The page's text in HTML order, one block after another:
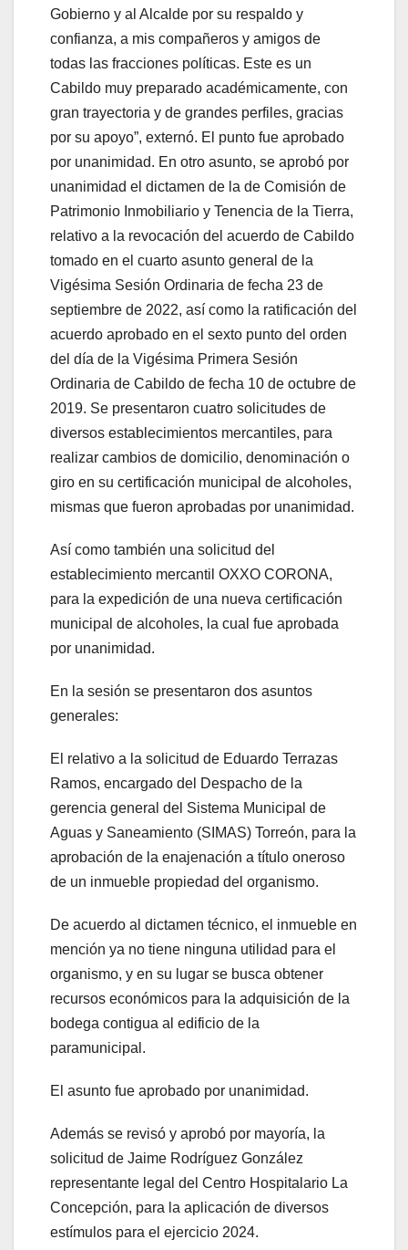
Gobierno y al Alcalde por su respaldo y
confianza, a mis compañeros y amigos de
todas las fracciones políticas. Este es un
Cabildo muy preparado académicamente, con
gran trayectoria y de grandes perfiles, gracias
por su apoyo”, externó. El punto fue aprobado
por unanimidad. En otro asunto, se aprobó por
unanimidad el dictamen de la de Comisión de
Patrimonio Inmobiliario y Tenencia de la Tierra,
relativo a la revocación del acuerdo de Cabildo
tomado en el cuarto asunto general de la
Vigésima Sesión Ordinaria de fecha 23 de
septiembre de 2022, así como la ratificación del
acuerdo aprobado en el sexto punto del orden
del día de la Vigésima Primera Sesión
Ordinaria de Cabildo de fecha 10 de octubre de
2019. Se presentaron cuatro solicitudes de
diversos establecimientos mercantiles, para
realizar cambios de domicilio, denominación o
giro en su certificación municipal de alcoholes,
mismas que fueron aprobadas por unanimidad.
Así como también una solicitud del
establecimiento mercantil OXXO CORONA,
para la expedición de una nueva certificación
municipal de alcoholes, la cual fue aprobada
por unanimidad.
En la sesión se presentaron dos asuntos
generales:
El relativo a la solicitud de Eduardo Terrazas
Ramos, encargado del Despacho de la
gerencia general del Sistema Municipal de
Aguas y Saneamiento (SIMAS) Torreón, para la
aprobación de la enajenación a título oneroso
de un inmueble propiedad del organismo.
De acuerdo al dictamen técnico, el inmueble en
mención ya no tiene ninguna utilidad para el
organismo, y en su lugar se busca obtener
recursos económicos para la adquisición de la
bodega contigua al edificio de la
paramunicipal.
El asunto fue aprobado por unanimidad.
Además se revisó y aprobó por mayoría, la
solicitud de Jaime Rodríguez González
representante legal del Centro Hospitalario La
Concepción, para la aplicación de diversos
estímulos para el ejercicio 2024.